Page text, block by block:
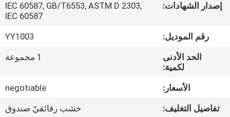
المعمل
إصدار الشهادات:
IEC 60587, GB/T6553, ASTM D 2303,
IEC 60587
رقم الموديل:
YY1003
الحد الأدنى
لكمية:
1 مجموعة
الأسعار:
negotiable
تفاصيل التغليف:
خشب رقائقيّ صندوق